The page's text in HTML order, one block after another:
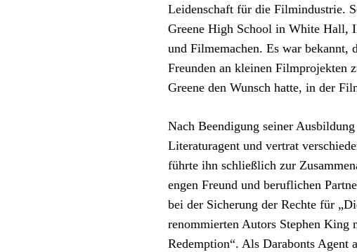
Leidenschaft für die Filmindustrie.
Greene High School in White Hall,
und Filmemachen. Es war bekannt,
Freunden an kleinen Filmprojekten
Greene den Wunsch hatte, in der
Nach Beendigung seiner
Literaturagent und vertrat
führte ihn schließlich zur
engen Freund und beruflichen
bei der Sicherung der Rechte für
renommierten Autors Stephen King
Redemption“. Als Darabonts Agent